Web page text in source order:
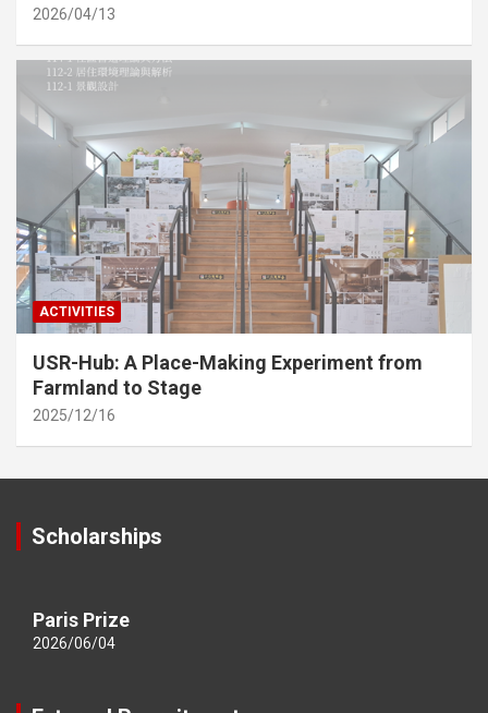
2026/04/13
ACTIVITIES
USR-Hub: A Place-Making Experiment from
Farmland to Stage
2025/12/16
Scholarships
Paris Prize
2026/06/04